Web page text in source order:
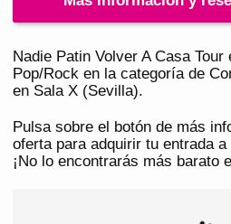
Nadie Patin Volver A Casa
Pop/Rock en la categoría de
en Sala X (Sevilla).
Pulsa sobre el botón de más
oferta para adquirir tu entrada
¡No lo encontrarás más barato